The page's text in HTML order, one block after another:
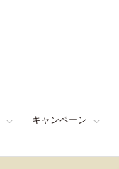
キャンペーン